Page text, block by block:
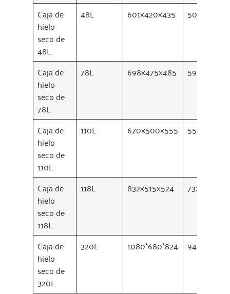
Caja de
hielo
seco de
48L.
48L 601×420×435
Caja de
hielo
seco de
78L.
78L 698×475×485
Caja de
hielo
seco de
110L.
110L 670×500×555
Caja de
hielo
seco de
118L.
118L 832×515×524
Caja de
hielo
seco de
320L.
320L 1080*680*824